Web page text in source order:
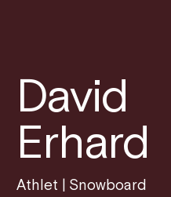
David
Erhard
Athlet | Snowboard